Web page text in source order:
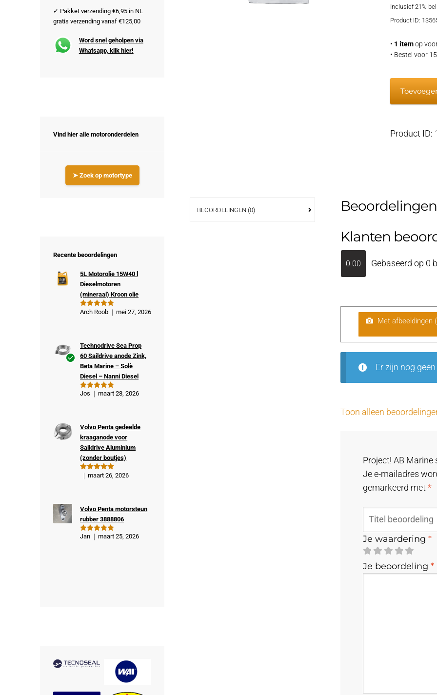
Inclusief 21%
Product ID:
• 1 itemop
• Bestel voor
Product ID:
BEOORDELINGEN (0)
Beoordelingen
Klanten
0.00 Gebaseerd op 0
Met afbeeldingen (
Er zijn nog
Toon alleen
Project! AB Marine
Je e-mailadres
gemarkeerd met *
Je waardering *
Je beoordeling *
✓ Pakket verzending €6,95 in NL
gratis verzending vanaf €125,00
Word snel geholpen via
Whatsapp, klik hier!
Vind hier alle motoronderdelen
➤ Zoek op motortype
Recente beoordelingen
Gewaardeer
5L Motorolie 15W40 l
Dieselmotoren
(mineraal) Kroon olie
Arch Roob mei 27, 2026
Gewaardeer
Technodrive Sea Prop
60 Saildrive anode Zink,
Beta Marine – Solè
Diesel – Nanni Diesel
Jos maart 28, 2026
Gewaardeer
Volvo Penta gedeelde
kraaganode voor
Saildrive Aluminium
(zonder boutjes)
maart 26, 2026
Gewaardeer
Volvo Penta motorsteun
rubber 3888806
Jan maart 25, 2026